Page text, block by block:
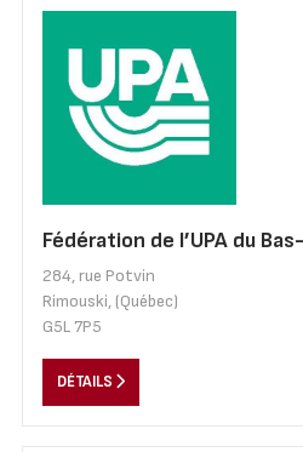
Fédération de l’UPA du
284, rue Potvin
Rimouski, (Québec)
G5L 7P5
DÉTAILS